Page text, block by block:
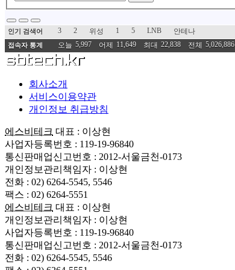
인기 검색어 3 2 위성 1 5 LNB 안테나
접속자 통계 오늘 5,997 어제 11,649 최대 22,838 전체 5,026,886
회사소개
서비스이용약관
개인정보 취급방침
에스비테크 대표 : 이상현
사업자등록번호 : 119-19-96840
통신판매업신고번호 : 2012-서울금천-0173
개인정보관리책임자 : 이상현
전화 : 02) 6264-5545, 5546
팩스 : 02) 6264-5551
에스비테크 대표 : 이상현
개인정보관리책임자 : 이상현
사업자등록번호 : 119-19-96840
통신판매업신고번호 : 2012-서울금천-0173
전화 : 02) 6264-5545, 5546